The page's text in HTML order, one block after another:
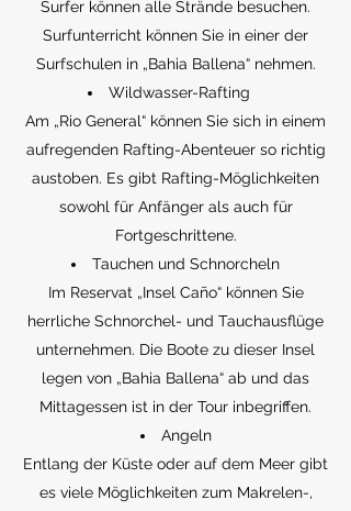
Surfer können alle Strände besuchen.
Surfunterricht können Sie in einer der
Surfschulen in „Bahia Ballena“ nehmen.
Wildwasser-Rafting
Am „Rio General“ können Sie sich in einem
aufregenden Rafting-Abenteuer so richtig
austoben. Es gibt Rafting-Möglichkeiten
sowohl für Anfänger als auch für
Fortgeschrittene.
Tauchen und Schnorcheln
Im Reservat „Insel Caño“ können Sie
herrliche Schnorchel- und Tauchausflüge
unternehmen. Die Boote zu dieser Insel
legen von „Bahia Ballena“ ab und das
Mittagessen ist in der Tour inbegriffen.
Angeln
Entlang der Küste oder auf dem Meer gibt
es viele Möglichkeiten zum Makrelen-,